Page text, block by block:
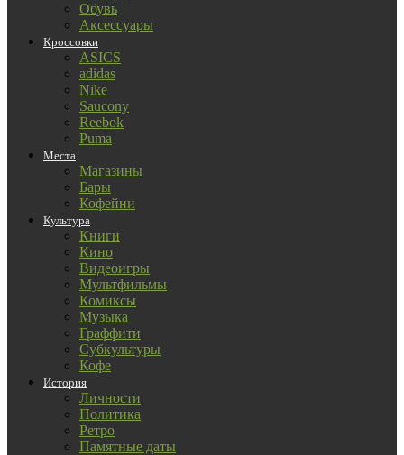
Обувь
Аксессуары
Кроссовки
ASICS
adidas
Nike
Saucony
Reebok
Puma
Места
Магазины
Бары
Кофейни
Культура
Книги
Кино
Видеоигры
Мультфильмы
Комиксы
Музыка
Граффити
Субкультуры
Кофе
История
Личности
Политика
Ретро
Памятные даты